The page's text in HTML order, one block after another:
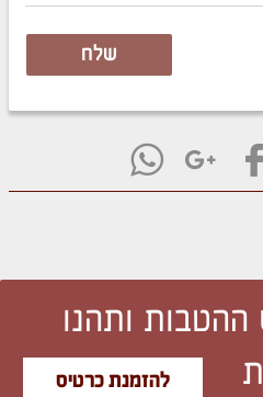
שלח
ותהנו
להזמנת כרטיס